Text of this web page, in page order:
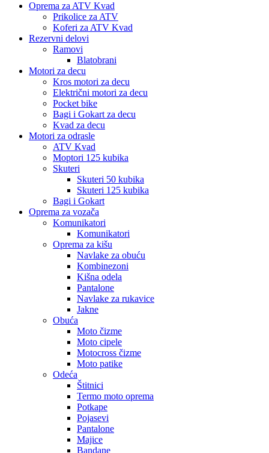
Oprema za ATV Kvad
Prikolice za ATV
Koferi za ATV Kvad
Rezervni delovi
Ramovi
Blatobrani
Motori za decu
Kros motori za decu
Električni motori za decu
Pocket bike
Bagi i Gokart za decu
Kvad za decu
Motori za odrasle
ATV Kvad
Moptori 125 kubika
Skuteri
Skuteri 50 kubika
Skuteri 125 kubika
Bagi i Gokart
Oprema za vozača
Komunikatori
Komunikatori
Oprema za kišu
Navlake za obuću
Kombinezoni
Kišna odela
Pantalone
Navlake za rukavice
Jakne
Obuća
Moto čizme
Moto cipele
Motocross čizme
Moto patike
Odeća
Štitnici
Termo moto oprema
Potkape
Pojasevi
Pantalone
Majice
Bandane